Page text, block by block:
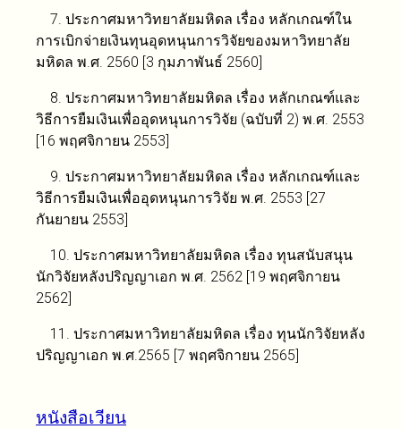
7. ประกาศมหาวิทยาลัยมหิดล เรื่อง หลักเกณฑ์ใน
การเบิกจ่ายเงินทุนอุดหนุนการวิจัยของมหาวิทยาลัย
มหิดล พ.ศ. 2560 [3 กุมภาพันธ์ 2560]
8. ประกาศมหาวิทยาลัยมหิดล เรื่อง หลักเกณฑ์และ
วิธีการยืมเงินเพื่ออุดหนุนการวิจัย (ฉบับที่ 2) พ.ศ. 2553
[16 พฤศจิกายน 2553]
9. ประกาศมหาวิทยาลัยมหิดล เรื่อง หลักเกณฑ์และ
วิธีการยืมเงินเพื่ออุดหนุนการวิจัย พ.ศ. 2553 [27
กันยายน 2553]
10. ประกาศมหาวิทยาลัยมหิดล เรื่อง ทุนสนับสนุน
นักวิจัยหลังปริญญาเอก พ.ศ. 2562 [19 พฤศจิกายน
2562]
11. ประกาศมหาวิทยาลัยมหิดล เรื่อง ทุนนักวิจัยหลัง
ปริญญาเอก พ.ศ.2565 [7 พฤศจิกายน 2565]
หนังสือเวียน